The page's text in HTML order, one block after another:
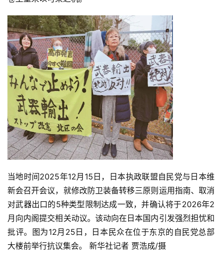
表
快
讯
更
多
页
面
当地时间2025年12月15日，日本执政联盟自民党与日本维
新会召开会议，就修改防卫装备转移三原则运用指南、取消
对武器出口的5种类型限制达成一致，并确认将于2026年2
月向内阁提交相关动议。该动向在日本国内引发强烈担忧和
批评。图为12月25日，日本民众在位于东京的自民党总部
大楼前举行抗议集会。 新华社记者 贾浩成/摄